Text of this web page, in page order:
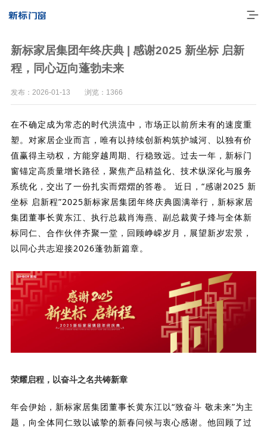
走进新标
一体化产品
理想生活
新视界
新标赋能中心
品牌资讯
新标铝业
新标家居集团年终庆典 | 感谢2025 新坐标 启新
程，同心迈向蓬勃未来
发布：2026-01-13 浏览：1366
在不确定成为常态的时代洪流中，市场正以前所未有的速度重
塑。对家居企业而言，唯有以持续创新构筑护城河、以独有价
值赢得主动权，方能穿越周期、行稳致远。过去一年，新标门
窗锚定高质量增长路径，聚焦产品精益化、技术纵深化与服务
系统化，交出了一份扎实而熠熠的答卷。 近日，“感谢2025 新
坐标 启新程”2025新标家居集团年终庆典圆满举行，新标家居
集团董事长黄东江、执行总裁肖海燕、副总裁黄子烽与全体新
标同仁、合作伙伴齐聚一堂，回顾峥嵘岁月，展望新岁宏景，
以同心共志迎接2026蓬勃新篇章。
荣耀启程， 以奋斗之名共铸新章
年会伊始，新标家居集团董事长黄东江以“致奋斗 敬未来”为主
题，向全体同仁致以诚挚的新春问候与衷心感谢。他回顾了过